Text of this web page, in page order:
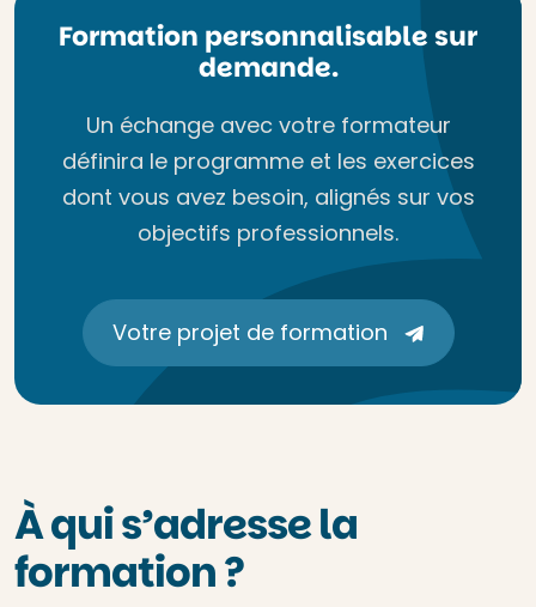
Formation personnalisable sur
demande.
Un échange avec votre formateur
définira le programme et les exercices
dont vous avez besoin, alignés sur vos
objectifs professionnels.
Votre projet de formation
À qui s’adresse la
formation ?